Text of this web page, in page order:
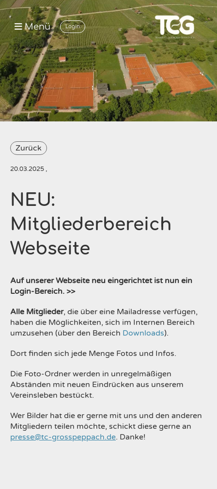
Login
Menü
Zurück
20.03.2025 ,
NEU:
Mitgliederbereich
Webseite
Auf unserer Webseite neu eingerichtet ist nun ein
Login-Bereich. >>
Alle Mitglieder, die über eine Mailadresse verfügen,
haben die Möglichkeiten, sich im Internen Bereich
umzusehen (über den Bereich Downloads).
Dort finden sich jede Menge Fotos und Infos.
Die Foto-Ordner werden in unregelmäßigen
Abständen mit neuen Eindrücken aus unserem
Vereinsleben bestückt.
Wer Bilder hat die er gerne mit uns und den anderen
Mitgliedern teilen möchte, schickt diese gerne an
presse@tc-grosspeppach.de. Danke!